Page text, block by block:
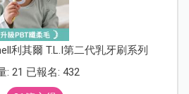
利其爾 T.L.I第二代乳牙刷系列
: 21 已報名: 432